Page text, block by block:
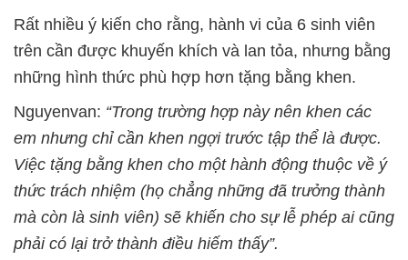
Rất nhiều ý kiến cho rằng, hành vi của 6 sinh viên
trên cần được khuyến khích và lan tỏa, nhưng bằng
những hình thức phù hợp hơn tặng bằng khen.
Nguyenvan: “Trong trường hợp này nên khen các
em nhưng chỉ cần khen ngợi trước tập thể là được.
Việc tặng bằng khen cho một hành động thuộc về ý
thức trách nhiệm (họ chẳng những đã trưởng thành
mà còn là sinh viên) sẽ khiến cho sự lễ phép ai cũng
phải có lại trở thành điều hiếm thấy”.